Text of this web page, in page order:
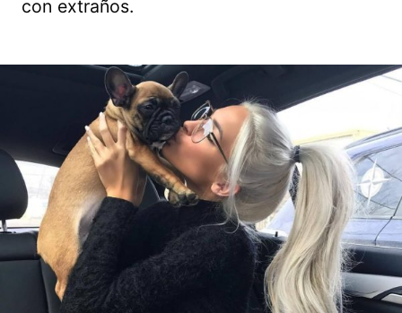
con extraños.